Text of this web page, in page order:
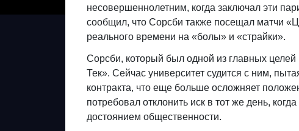
несовершеннолетним, когда заключал эти
сообщил, что Сорсби также посещал матчи
реального времени на «болы» и «страйки».
Сорсби, который был одной из главных
Тек». Сейчас университет судится с ним,
контракта, что еще больше осложняет
потребовал отклонить иск в тот же день,
достоянием общественности.